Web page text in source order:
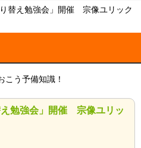
替え勉強会」開催 宗像ユリック
こう予備知識！
勉強会」開催 宗像ユリッ